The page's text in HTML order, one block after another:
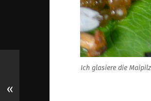
Ich glasiere die
«